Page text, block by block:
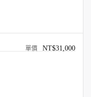
NT$31,000